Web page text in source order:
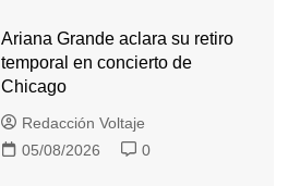
Ariana Grande aclara su retiro
temporal en concierto de
Chicago
Redacción Voltaje
05/08/2026
0